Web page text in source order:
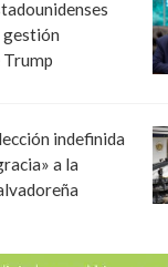
gestión
indefinida
a la